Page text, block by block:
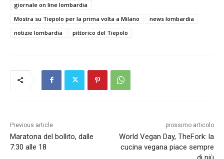
giornale on line lombardia
Mostra su Tiepolo per la prima volta a Milano
news lombardia
notizie lombardia
pittorico del Tiepolo
Previous article
Maratona del bollito, dalle
7:30 alle 18
prossimo articolo
World Vegan Day, TheFork: la
cucina vegana piace sempre